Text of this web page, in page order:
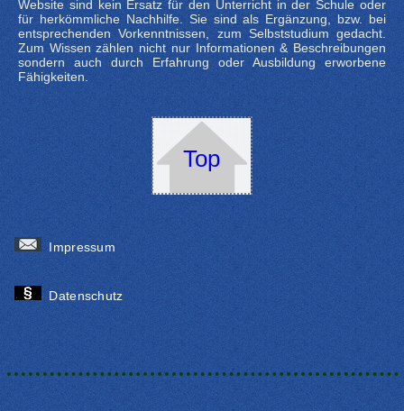
Website sind kein Ersatz für den Unterricht in der Schule oder
für herkömmliche Nachhilfe. Sie sind als Ergänzung, bzw. bei
entsprechenden Vorkenntnissen, zum Selbststudium gedacht.
Zum Wissen zählen nicht nur Informationen & Beschreibungen
sondern auch durch Erfahrung oder Ausbildung erworbene
Fähigkeiten.
Top
Impressum
Datenschutz